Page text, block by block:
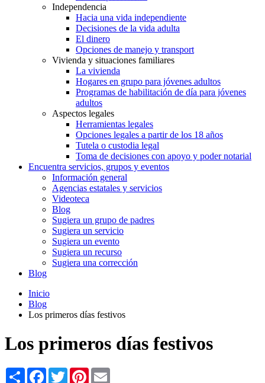
Independencia
Hacia una vida independiente
Decisiones de la vida adulta
El dinero
Opciones de manejo y transport
Vivienda y situaciones familiares
La vivienda
Hogares en grupo para jóvenes adultos
Programas de habilitación de día para jóvenes
adultos
Aspectos legales
Herramientas legales
Opciones legales a partir de los 18 años
Tutela o custodia legal
Toma de decisiones con apoyo y poder notarial
Encuentra servicios, grupos y eventos
Información general
Agencias estatales y servicios
Videoteca
Blog
Sugiera un grupo de padres
Sugiera un servicio
Sugiera un evento
Sugiera un recurso
Sugiera una corrección
Blog
Inicio
Blog
Los primeros días festivos
Los primeros días festivos
Share Facebook
TwitterPinterest